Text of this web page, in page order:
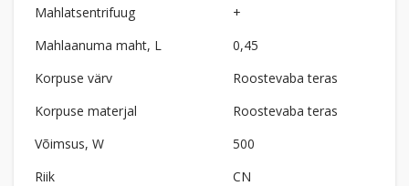
Mahlatsentrifuug
+
Mahlaanuma maht, L
0,45
Korpuse värv
Roostevaba teras
Korpuse materjal
Roostevaba teras
Võimsus, W
500
Riik
CN